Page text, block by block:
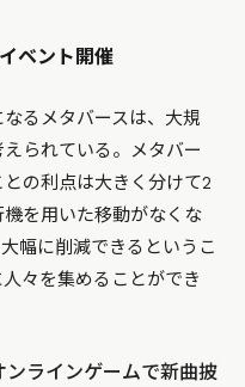
ベント開催
るメタバースは、大規
られている。メタバー
の利点は大きく分けて2
を用いた移動がなくな
幅に削減できるというこ
々を集めることができ
ラインゲームで新曲披